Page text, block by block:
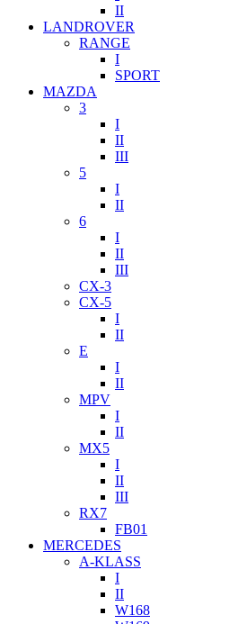
II
LANDROVER
RANGE
I
SPORT
MAZDA
3
I
II
III
5
I
II
6
I
II
III
CX-3
CX-5
I
II
E
I
II
MPV
I
II
MX5
I
II
III
RX7
FB01
MERCEDES
A-KLASS
I
II
W168